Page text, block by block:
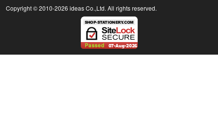
Copyright © 2010-2026 ideas Co.,Ltd. All rights reserved.